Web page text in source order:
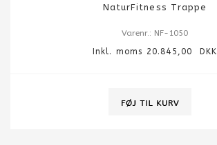
NaturFitness Trappe
Varenr.: NF-1050
Inkl. moms 20.845,00 DKK